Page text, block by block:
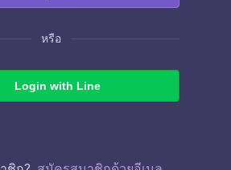
หรือ
Login with Line